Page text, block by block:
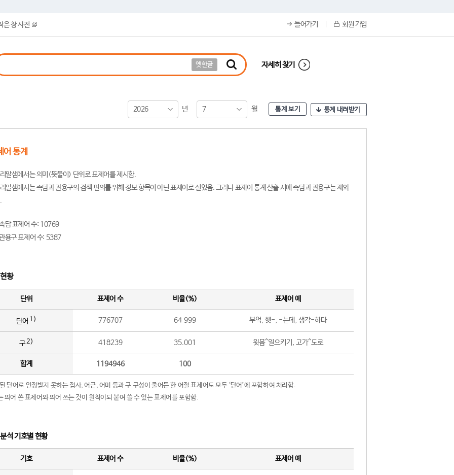
은 창 사전 들어가기 회원 가입
옛한글 자세히 찾기
2026 년 7 월 통계 보기 통계 내려받기
어 통계
말샘에서는 의미(뜻풀이) 단위로 표제어를 제시함.
말샘에서는 속담과 관용구의 검색 편의를 위해 정보 항목이 아닌 표제어로 실었음. 그러나 표제어 통계 산출 시에 속담과 관용구는 제외
담 표제어 수: 10769
용구 표제어 수: 5387
황
단위 표제어 수 비율(%) 표제어 예
단어 1) 776707 64.999 부엌, 햇-, -는데, 생각-하다
구2) 418239 35.001 윗몸^일으키기, 고가^도로
합계 1194946 100
단어로 인정받지 못하는 접사, 어근, 어미 등과 구 구성이 줄어든 한 어절 표제어도 모두 ‘단어’에 포함하여 처리함.
띄어 쓴 표제어와 띄어 쓰는 것이 원칙이되 붙여 쓸 수 있는 표제어를 포함함.
석 기호별 현황
기호 표제어 수 비율(%) 표제어 예